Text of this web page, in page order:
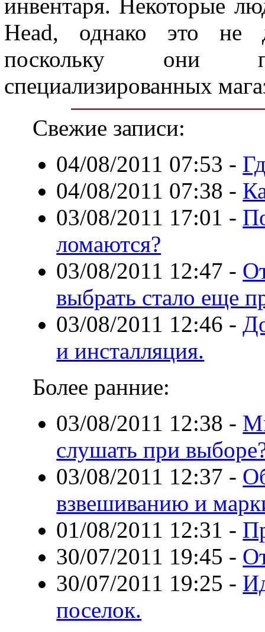
инвентаря. Некоторые
Head, однако это не
поскольку они
специализированных
Свежие записи:
04/08/2011 07:53 -
04/08/2011 07:38 -
03/08/2011 17:01 -
ломаются?
03/08/2011 12:47 -
выбрать стало еще
03/08/2011 12:46 -
и инсталляция.
Более ранние:
03/08/2011 12:38 -
слушать при
03/08/2011 12:37 -
взвешиванию и
01/08/2011 12:31 -
30/07/2011 19:45 -
30/07/2011 19:25 -
поселок.